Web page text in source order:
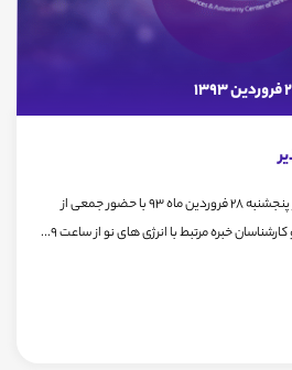
باشگاه انرژی های تجدید پذیر روز پنجشنبه 28 فروردین ماه 93 با حضور جمعی از
خبره مرتبط با انرژی های نو از ساعت 9...